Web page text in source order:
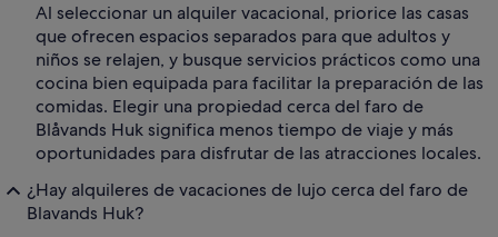
Al seleccionar un alquiler vacacional, priorice las casas
que ofrecen espacios separados para que adultos y
niños se relajen, y busque servicios prácticos como una
cocina bien equipada para facilitar la preparación de las
comidas. Elegir una propiedad cerca del faro de
Blåvands Huk significa menos tiempo de viaje y más
oportunidades para disfrutar de las atracciones locales.
¿Hay alquileres de vacaciones de lujo cerca del faro de
Blavands Huk?